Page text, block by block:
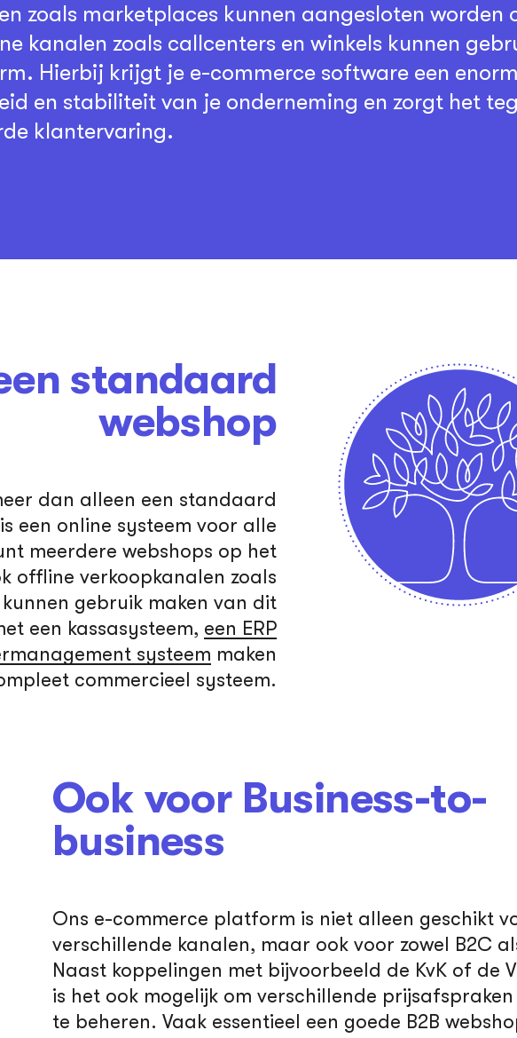
zoals marketplaces kunnen aangesloten worden
kanalen zoals callcenters en winkels kunnen
Hierbij krijgt je e-commerce software een
en stabiliteit van je onderneming en zorgt het
klantervaring.
standaard
webshop
dan alleen een standaard
een online systeem voor alle
meerdere webshops op het
offline verkoopkanalen zoals
gebruik maken van dit
een kassasysteem, een ERP
systeem maken
commercieel systeem.
Ook voor Business-to-
business
Ons e-commerce platform is niet alleen geschikt
verschillende kanalen, maar ook voor zowel B2C
Naast koppelingen met bijvoorbeeld de KvK of de
is het ook mogelijk om verschillende
te beheren. Vaak essentieel een goede B2B